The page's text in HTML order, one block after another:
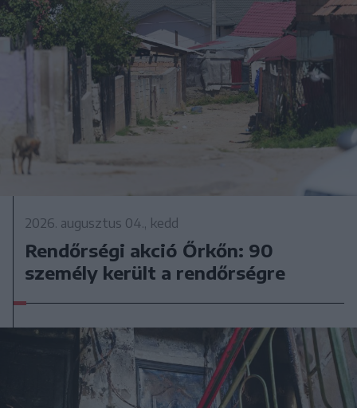
2026. augusztus 04., kedd
Rendőrségi akció Őrkőn: 90
személy került a rendőrségre